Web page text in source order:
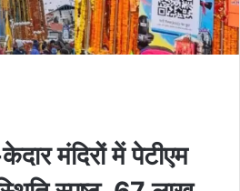
मंदिरों में पेटीएम